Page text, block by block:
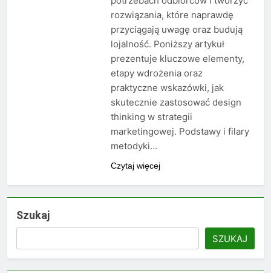
rozwiązania, które naprawdę
przyciągają uwagę oraz budują
lojalność. Poniższy artykuł
prezentuje kluczowe elementy,
etapy wdrożenia oraz
praktyczne wskazówki, jak
skutecznie zastosować design
thinking w strategii
marketingowej. Podstawy i filary
metodyki…
Czytaj więcej
Szukaj
SZUKAJ